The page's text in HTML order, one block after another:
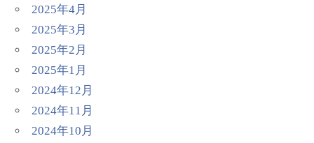
2025年4月
2025年3月
2025年2月
2025年1月
2024年12月
2024年11月
2024年10月